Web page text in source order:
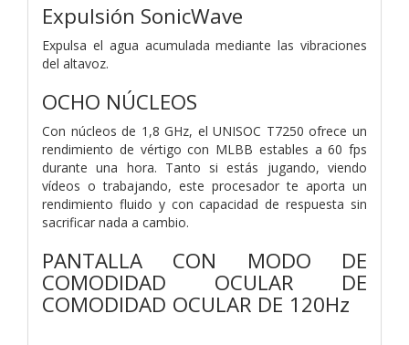
Expulsión SonicWave
Expulsa el agua acumulada mediante las vibraciones
del altavoz.
OCHO NÚCLEOS
Con núcleos de 1,8 GHz, el UNISOC T7250 ofrece un
rendimiento de vértigo con MLBB estables a 60 fps
durante una hora. Tanto si estás jugando, viendo
vídeos o trabajando, este procesador te aporta un
rendimiento fluido y con capacidad de respuesta sin
sacrificar nada a cambio.
PANTALLA CON MODO DE
COMODIDAD OCULAR DE
COMODIDAD OCULAR DE 120Hz